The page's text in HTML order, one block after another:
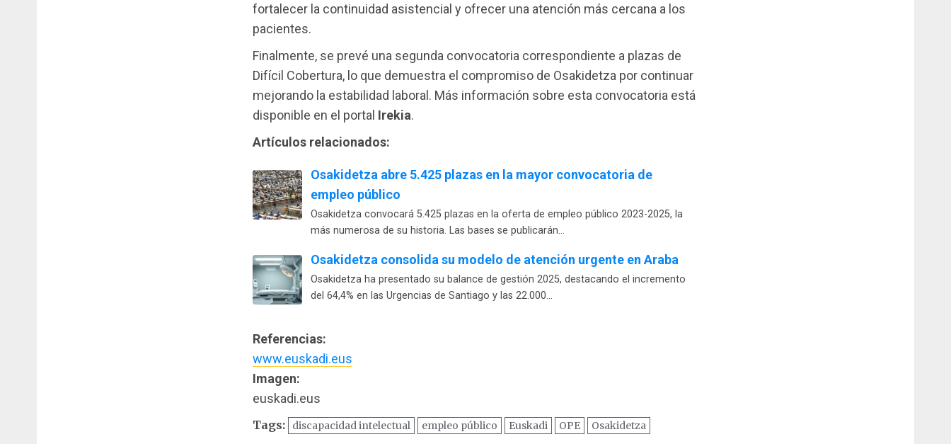
fortalecer la continuidad asistencial y ofrecer una atención más cercana a los
pacientes.
Finalmente, se prevé una segunda convocatoria correspondiente a plazas de
Difícil Cobertura, lo que demuestra el compromiso de Osakidetza por continuar
mejorando la estabilidad laboral. Más información sobre esta convocatoria está
disponible en el portal Irekia.
Artículos relacionados:
Osakidetza abre 5.425 plazas en la mayor convocatoria de
empleo público
Osakidetza convocará 5.425 plazas en la oferta de empleo público 2023-2025, la
más numerosa de su historia. Las bases se publicarán…
Osakidetza consolida su modelo de atención urgente en Araba
Osakidetza ha presentado su balance de gestión 2025, destacando el incremento
del 64,4% en las Urgencias de Santiago y las 22.000…
Referencias:
www.euskadi.eus
Imagen:
euskadi.eus
Tags: discapacidad intelectual empleo público Euskadi OPE Osakidetza